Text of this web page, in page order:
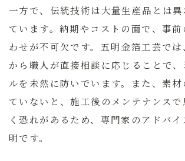
一方で、伝統技術は大量生産品とは異
ています。納期やコストの面で、事
わせが不可欠です。五明金箔工芸で
から職人が直接相談に応じることで
ルを未然に防いでいます。また、素材
ていないと、施工後のメンテナンス
く恐れがあるため、専門家のアドバ
明です。